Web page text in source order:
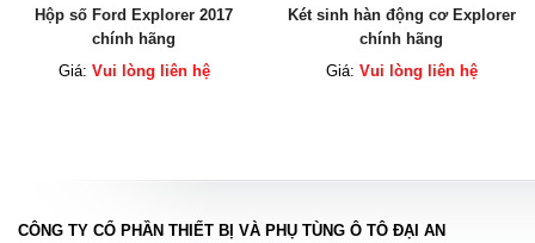
Két sinh hàn động cơ Explorer
chính hãng
Giá:Vui lòng liên hệ
Bơm nhiên liệu Ford Ranger
2023 chính hãng
Giá:Vui lòng liên hệ
CÔNG TY CỔ PHẦN THIẾT BỊ VÀ PHỤ TÙNG Ô TÔ ĐẠI AN